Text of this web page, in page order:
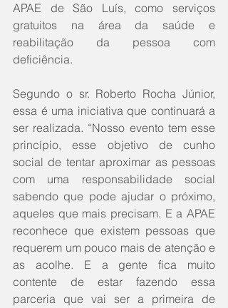
APAE de São Luís, como serviços
gratuitos na área da saúde e
reabilitação da pessoa com
deficiência.
Segundo o sr. Roberto Rocha Júnior,
essa é uma iniciativa que continuará a
ser realizada. “Nosso evento tem esse
princípio, esse objetivo de cunho
social de tentar aproximar as pessoas
com uma responsabilidade social
sabendo que pode ajudar o próximo,
aqueles que mais precisam. E a APAE
reconhece que existem pessoas que
requerem um pouco mais de atenção e
as acolhe. E a gente fica muito
contente de estar fazendo essa
parceria que vai ser a primeira de